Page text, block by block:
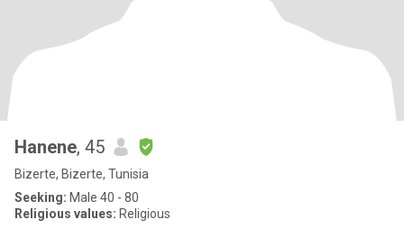
Hanene, 45
Bizerte, Bizerte, Tunisia
Seeking: Male 40 - 80
Religious values: Religious